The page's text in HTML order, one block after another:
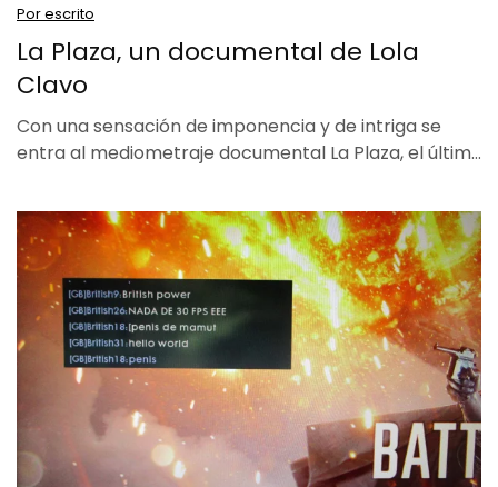
Por escrito
La Plaza, un documental de Lola
Clavo
Con una sensación de imponencia y de intriga se
entra al mediometraje documental La Plaza, el últim…